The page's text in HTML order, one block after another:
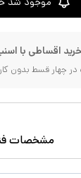
اقساطی با
چهار قسط بدون
مشخصات